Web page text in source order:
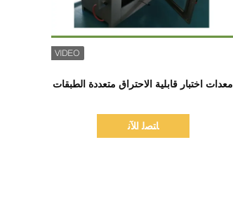
معدات اختبار قابلية الاحتراق متعددة الطبقات
ﺎﺘﺼﻟ ﺍﻶﻧ